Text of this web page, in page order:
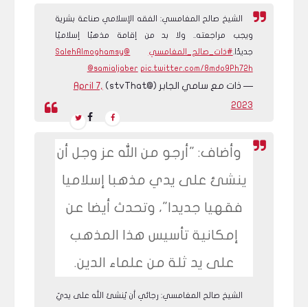
الشيخ صالح المغامسي: الفقه الإسلامي صناعة بشرية
ويجب مراجعته.. ولا بد من إقامة مذهبًا إسلاميًا
جديدًا.#ذات_صالح_المغامسي
@SalehAlmoghamsy
@samialjaber pic.twitter.com/8mdo9Ph72h
— ذات مع سامي الجابر (@stvThat)
April 7,
2023
وأضاف: "أرجو من الله عز وجل أن
ينشئ على يدي مذهبا إسلاميا
فقهيا جديدا"، وتحدث أيضا عن
إمكانية تأسيس هذا المذهب
على يد ثلة من علماء الدين.
الشيخ صالح المغامسي: رجائي أن يُنشئ الله على يديّ